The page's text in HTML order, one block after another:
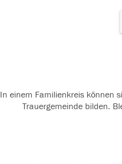
In einem Familienkreis können
Trauergemeinde bilden.